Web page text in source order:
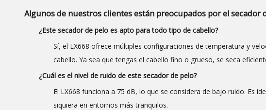
Algunos de nuestros clientes están preocupados por el secador
¿Este secador de pelo es apto para todo tipo de cabello?
Sí, el LX668 ofrece múltiples configuraciones de temperatura y
cabello. Ya sea que tengas el cabello fino o grueso, se seca
¿Cuál es el nivel de ruido de este secador de pelo?
El LX668 funciona a 75 dB, lo que se considera de bajo ruido. Es
siquiera en entornos más tranquilos.